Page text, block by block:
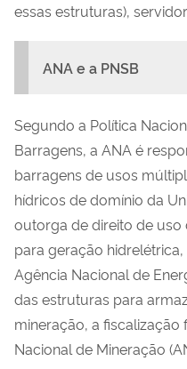
essas estruturas),
ANA e a PNSB
Segundo a Política
Barragens, a ANA é
barragens de usos
hídricos de domínio da
outorga de direito de
para geração
Agência Nacional de
das estruturas para
mineração, a fiscalização
Nacional de Mineração